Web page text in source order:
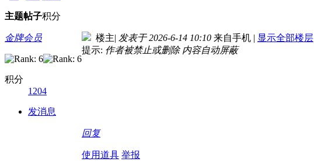
主题帖子积分
金牌会员
积分
1204
发消息
楼主| 发表于 2026-6-14 10:10 来自手机 | 显示全部楼层
提示: 作者被禁止或删除 内容自动屏蔽
回复
使用道具 举报